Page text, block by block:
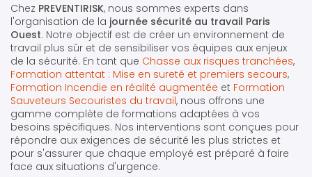
Chez PREVENTIRISK, nous sommes experts dans
l'organisation de la journée sécurité au travail Paris
Ouest. Notre objectif est de créer un environnement de
travail plus sûr et de sensibiliser vos équipes aux enjeux
de la sécurité. En tant que Chasse aux risques tranchées,
Formation attentat : Mise en sureté et premiers secours,
Formation Incendie en réalité augmentée et Formation
Sauveteurs Secouristes du travail, nous offrons une
gamme complète de formations adaptées à vos
besoins spécifiques. Nos interventions sont conçues pour
répondre aux exigences de sécurité les plus strictes et
pour s'assurer que chaque employé est préparé à faire
face aux situations d'urgence.